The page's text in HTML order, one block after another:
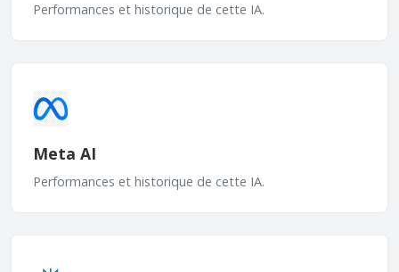
Performances et historique de cette IA.
Meta AI
Performances et historique de cette IA.